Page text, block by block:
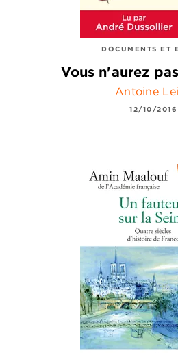
DOCUMENTS ET
Vous n'aurez
Antoine
12/10/2016